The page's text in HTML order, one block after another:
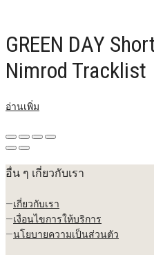
GREEN DAY
Nimrod Tracklist
อ่านเพิ่ม
อื่น ๆ เกี่ยวกับเรา
—เกี่ยวกับเรา
—เงื่อนไขการให้บริการ
—นโยบายความเป็นส่วนตัว